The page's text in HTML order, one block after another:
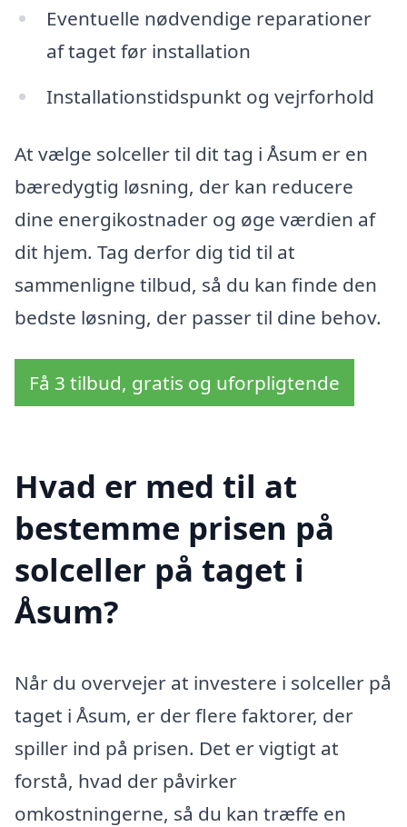
Eventuelle nødvendige reparationer
af taget før installation
Installationstidspunkt og vejrforhold
At vælge solceller til dit tag i Åsum er en
bæredygtig løsning, der kan reducere
dine energikostnader og øge værdien af
dit hjem. Tag derfor dig tid til at
sammenligne tilbud, så du kan finde den
bedste løsning, der passer til dine behov.
Få 3 tilbud, gratis og uforpligtende
Hvad er med til at
bestemme prisen på
solceller på taget i
Åsum?
Når du overvejer at investere i solceller på
taget i Åsum, er der flere faktorer, der
spiller ind på prisen. Det er vigtigt at
forstå, hvad der påvirker
omkostningerne, så du kan træffe en